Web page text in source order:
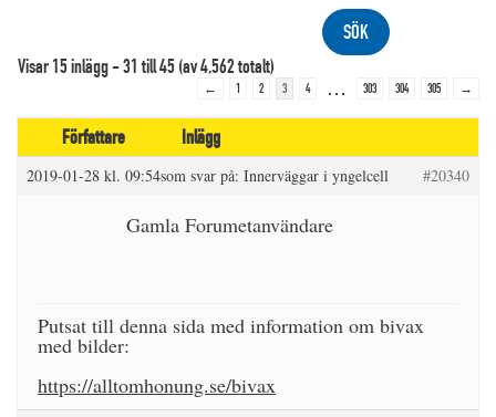
Visar 15 inlägg - 31 till 45 (av 4,562 totalt)
← 1 2 3 4 … 303 304 305 →
Författare Inlägg
2019-01-28 kl. 09:54som svar på: Innerväggar i yngelcell #20340
Gamla Forumetanvändare
Putsat till denna sida med information om bivax
med bilder:
https://alltomhonung.se/bivax